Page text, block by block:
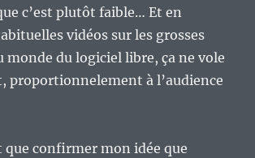
c’est plutôt faible… Et en
vidéos sur les grosses
monde du logiciel libre, ça ne vole
proportionnelement à l’audience
que confirmer mon idée que